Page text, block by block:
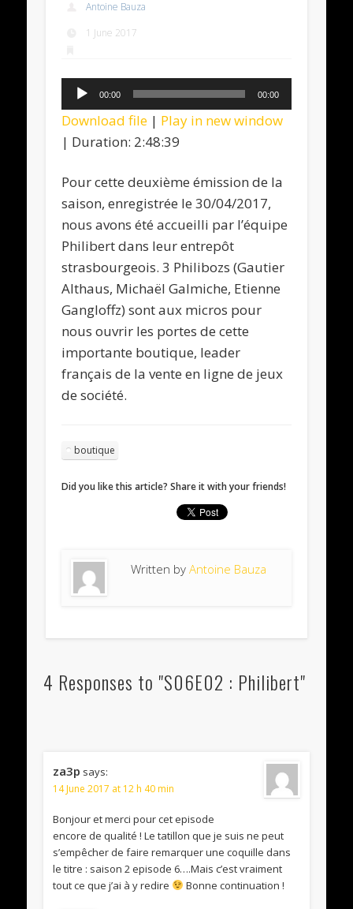
Antoine Bauza
1 June 2017
Audio
Player
00:00 00:00
Download file | Play in new window
| Duration: 2:48:39
Pour cette deuxième émission de la
saison, enregistrée le 30/04/2017,
nous avons été accueilli par l’équipe
Philibert dans leur entrepôt
strasbourgeois. 3 Philibozs (Gautier
Althaus, Michaël Galmiche, Etienne
Gangloffz) sont aux micros pour
nous ouvrir les portes de cette
importante boutique, leader
français de la vente en ligne de jeux
de société.
boutique
Did you like this article? Share it with your friends!
Written byAntoine Bauza
4 Responses to "S06E02 : Philibert"
za3p says:
14 June 2017 at 12 h 40 min
Bonjour et merci pour cet episode
encore de qualité ! Le tatillon que je suis ne peut
s’empêcher de faire remarquer une coquille dans
le titre : saison 2 episode 6….Mais c’est vraiment
tout ce que j’ai à y redire
Bonne continuation !